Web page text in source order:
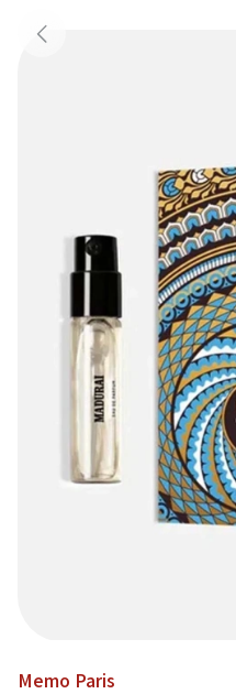
Memo Paris